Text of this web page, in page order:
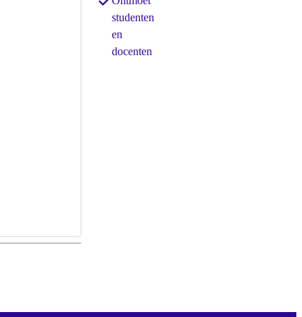
studenten
en
docenten